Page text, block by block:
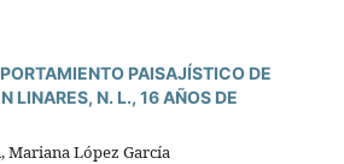
PAISAJÍSTICO DE
LINARES, N. L., 16 AÑOS DE
López García